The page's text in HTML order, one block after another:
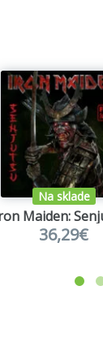
De La Rue
Du Bal
À Moi
Na sklade
36,29€